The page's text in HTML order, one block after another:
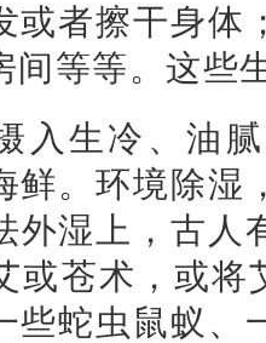
或者擦干身体
间等等。这些
入生冷、油
鲜。环境除湿
外湿上，古
或苍术，或将
些蛇虫鼠蚁、